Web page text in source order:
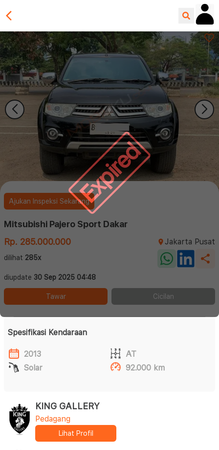
Expired
Ajukan Inspeksi Sekarang
Mitsubishi Pajero Sport Dakar
Rp. 285.000.000
Jakarta Pusat
dilihat 285x
diupdate 30 Sep 2025 04:48
Tawar Cicilan
Spesifikasi Kendaraan
2013
AT
Solar
92.000 km
KING GALLERY
Pedagang
Lihat Profil